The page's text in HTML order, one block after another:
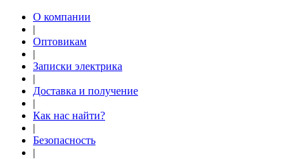
О компании
|
Оптовикам
|
Записки электрика
|
Доставка и получение
|
Как нас найти?
|
Безопасность
|